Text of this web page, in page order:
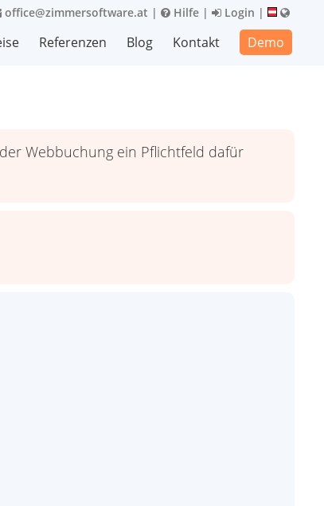
office@zimmersoftware.at | Hilfe | Login |
Referenzen Blog Kontakt Demo
Webbuchung ein Pflichtfeld dafür